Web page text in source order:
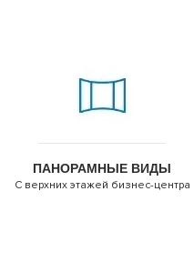
ПАНОРАМНЫЕ ВИДЫ
С верхних этажей бизнес-центра